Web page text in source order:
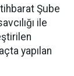
Şube
ile
yapılan